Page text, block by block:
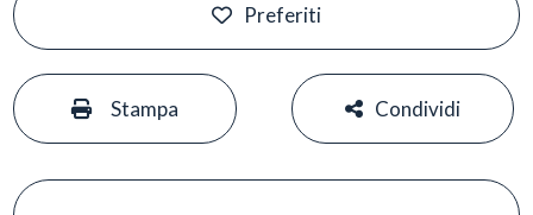
Preferiti
Stampa Condividi